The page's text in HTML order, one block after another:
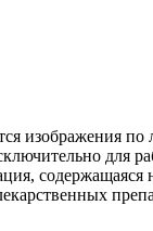
изображения
для
содержащаяся